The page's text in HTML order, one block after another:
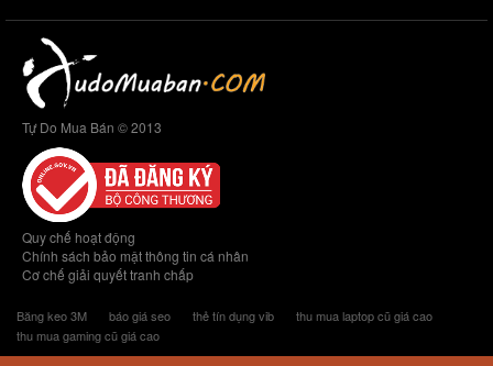
Tự Do Mua Bán © 2013
Quy chế hoạt động
Chính sách bảo mật thông tin cá nhân
Cơ chế giải quyết tranh chấp
Băng keo 3M báo giá seo thẻ tín dụng vib
thu mua laptop cũ giá cao
thu mua gaming cũ giá cao